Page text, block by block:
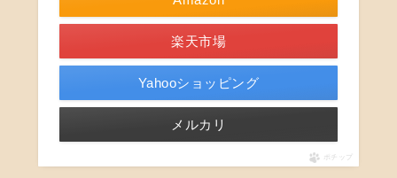
楽天市場
Yahooショッピング
メルカリ
ポチップ